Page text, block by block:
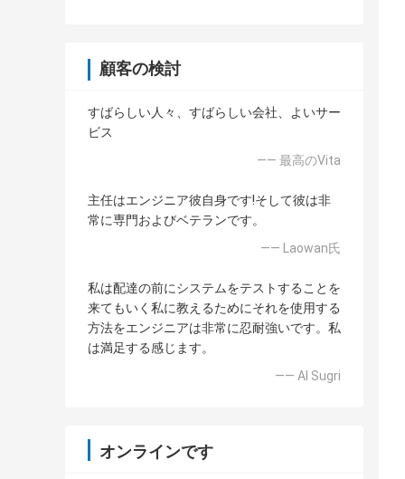
顧客の検討
すばらしい人々、すばらしい会社、よいサー
ビス
—— 最高のVita
主任はエンジニア彼自身です!そして彼は非
常に専門およびベテランです。
—— Laowan氏
私は配達の前にシステムをテストすることを
来てもいく私に教えるためにそれを使用する
方法をエンジニアは非常に忍耐強いです。私
は満足する感じます。
—— Al Sugri
オンラインです